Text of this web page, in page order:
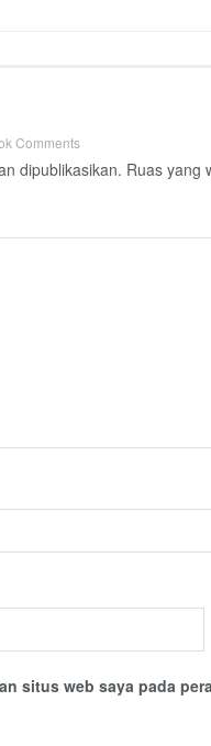
Comments
dipublikasikan. Ruas yang
situs web saya pada